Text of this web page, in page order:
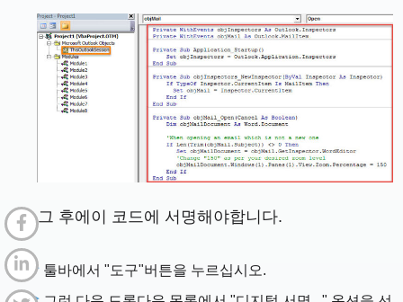
그 후에이 코드에 서명해야합니다.
툴바에서 "도구"버튼을 누르십시오.